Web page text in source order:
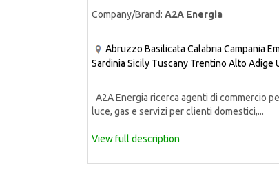
Company/Brand: A2A Energia
Abruzzo Basilicata Calabria Campania
Sardinia Sicily Tuscany Trentino Alto Adige
A2A Energia ricerca agenti di commercio
luce, gas e servizi per clienti domestici,...
View full description